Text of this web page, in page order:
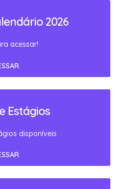
2026
acessar!
Estágios
disponíveis